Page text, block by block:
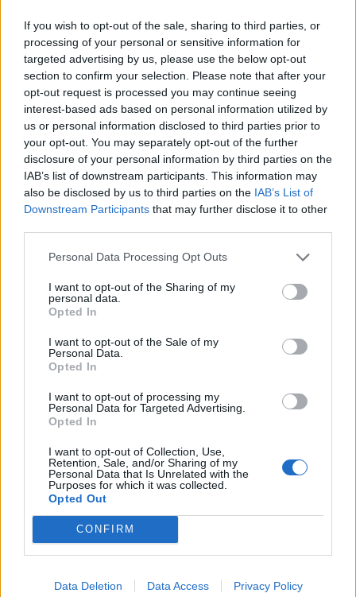
If you wish to opt-out of the sale, sharing to third parties, or
processing of your personal or sensitive information for
targeted advertising by us, please use the below opt-out
section to confirm your selection. Please note that after your
opt-out request is processed you may continue seeing
interest-based ads based on personal information utilized by
us or personal information disclosed to third parties prior to
your opt-out. You may separately opt-out of the further
disclosure of your personal information by third parties on the
IAB’s list of downstream participants. This information may
also be disclosed by us to third parties on the IAB’s List of
Downstream Participants that may further disclose it to other
Personal Data Processing Opt Outs
I want to opt-out of the Sharing of my
personal data.
Opted In
I want to opt-out of the Sale of my
Personal Data.
Opted In
I want to opt-out of processing my
Personal Data for Targeted Advertising.
Opted In
I want to opt-out of Collection, Use,
Retention, Sale, and/or Sharing of my
Personal Data that Is Unrelated with the
Purposes for which it was collected.
Opted Out
CONFIRM
Data Deletion Data Access Privacy Policy
*Пълнолунни - животни, растения, плодове
Приключването на тази стая добавя 150
000 МП към приноса ви за ТОП 1000 / 3000.
След приключване на тази стая можете
да участвате в класирането за ТОП 1000
/3 000.
Последна редакция:
17.11.16
Team Farmerama BG